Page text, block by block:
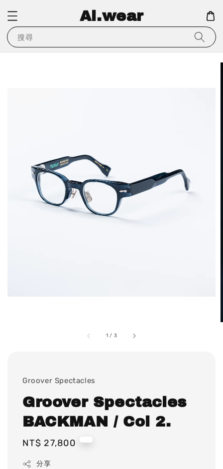
Ai.wear
搜尋
1 / 3
Groover Spectacles
Groover Spectacles
BACKMAN / Col 2.
Regular
NT$ 27,800
分享